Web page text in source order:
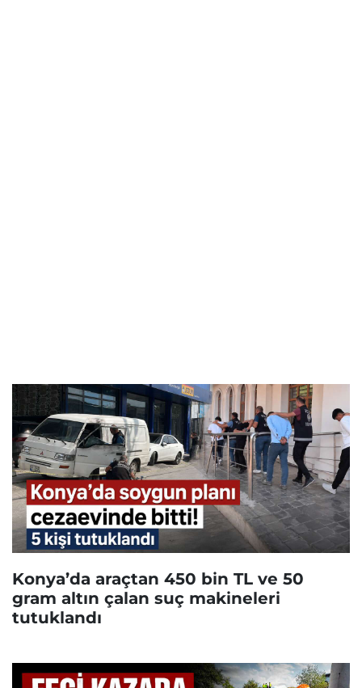
Konya’da araçtan 450 bin TL ve 50
gram altın çalan suç makineleri
tutuklandı